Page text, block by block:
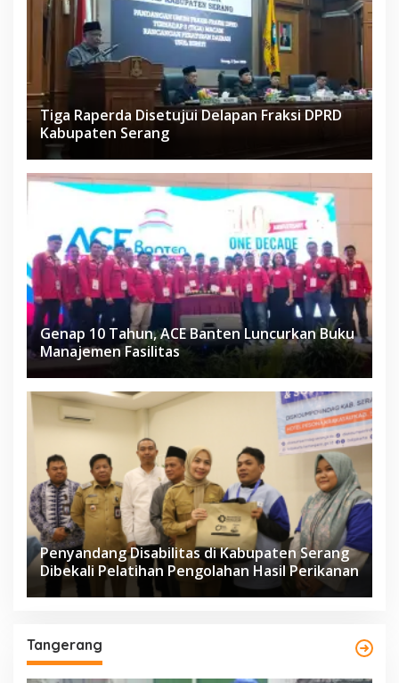
Tiga Raperda Disetujui Delapan Fraksi DPRD
Kabupaten Serang
Genap 10 Tahun, ACE Banten Luncurkan Buku
Manajemen Fasilitas
Penyandang Disabilitas di Kabupaten Serang
Dibekali Pelatihan Pengolahan Hasil Perikanan
Tangerang